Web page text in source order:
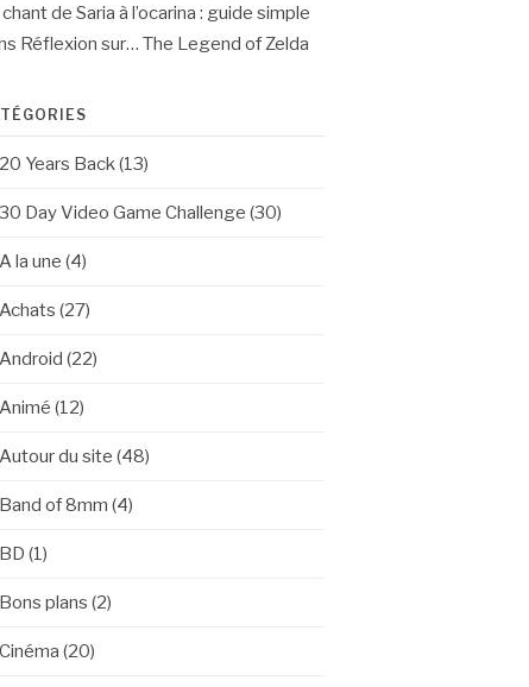
de Saria à l’ocarina : guide simple
Réflexion sur… The Legend of Zelda
20 Years Back (13)
30 Day Video Game Challenge (30)
A la une (4)
Achats (27)
Android (22)
Animé (12)
Autour du site (48)
Band of 8mm (4)
BD (1)
Bons plans (2)
Cinéma (20)